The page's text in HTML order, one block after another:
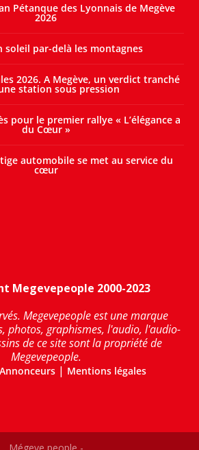
Pétanque des Lyonnais de Megève
2026
soleil par-delà les montagnes
2026. A Megève, un verdict tranché
station sous pression
pour le premier rallye « L’élégance a
du Cœur »
automobile se met au service du
cœur
Megevepeople 2000-2023
Megevepeople est une marque
photos, graphismes, l'audio, l'audio-
de ce site sont la propriété de
Megevepeople.
Annonceurs| Mentions légales